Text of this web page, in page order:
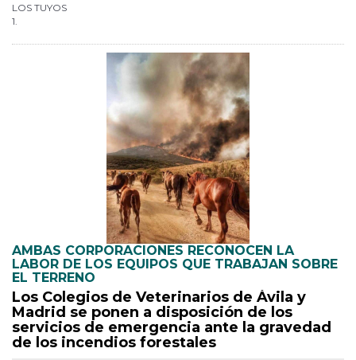
LOS TUYOS
1.
AMBAS CORPORACIONES RECONOCEN LA
LABOR DE LOS EQUIPOS QUE TRABAJAN SOBRE
EL TERRENO
Los Colegios de Veterinarios de Ávila y
Madrid se ponen a disposición de los
servicios de emergencia ante la gravedad
de los incendios forestales